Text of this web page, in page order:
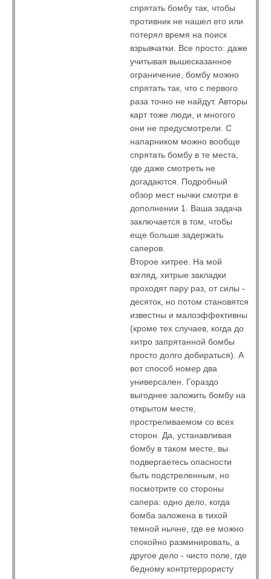
спрятать бомбу так, чтобы
противник не нашел его или
потерял время на поиск
взрывчатки. Все просто: даже
учитывая вышесказанное
ограничение, бомбу можно
спрятать так, что с первого
раза точно не найдут. Авторы
карт тоже люди, и многого
они не предусмотрели. С
напарником можно вообще
спрятать бомбу в те места,
где даже смотреть не
догадаются. Подробный
обзор мест нычки смотри в
дополнении 1. Ваша задача
заключается в том, чтобы
еще больше задержать
саперов.
Второе хитрее. На мой
взгляд, хитрые закладки
проходят пару раз, от силы -
десяток, но потом становятся
известны и малоэффективны
(кроме тех случаев, когда до
хитро запрятанной бомбы
просто долго добираться). А
вот способ номер два
универсален. Гораздо
выгоднее заложить бомбу на
открытом месте,
простреливаемом со всех
сторон. Да, устанавливая
бомбу в таком месте, вы
подвергаетесь опасности
быть подстреленным, но
посмотрите со стороны
сапера: одно дело, когда
бомба заложена в тихой
темной нычне, где ее можно
спокойно разминировать, а
другое дело - чисто поле, где
бедному контртеррористу